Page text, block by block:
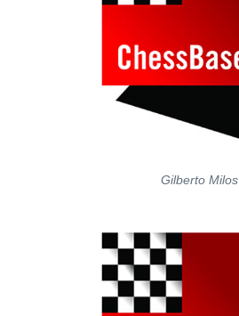
Gilberto Milos